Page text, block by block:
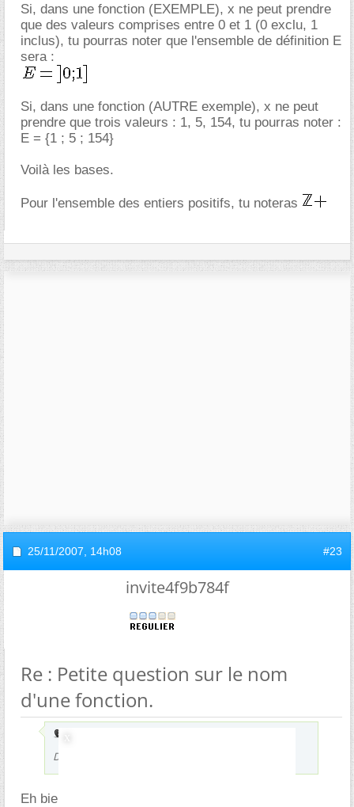
Si, dans une fonction (EXEMPLE), x ne peut prendre
que des valeurs comprises entre 0 et 1 (0 exclu, 1
inclus), tu pourras noter que l'ensemble de définition E
sera :
Si, dans une fonction (AUTRE exemple), x ne peut
prendre que trois valeurs : 1, 5, 154, tu pourras noter :
E = {1 ; 5 ; 154}
Voilà les bases.
Pour l'ensemble des entiers positifs, tu noteras
25/11/2007, 14h08 #23
invite4f9b784f
Re : Petite question sur le nom
d'une fonction.
Donc j'en aii aucune iidée
Eh bien tu deverais